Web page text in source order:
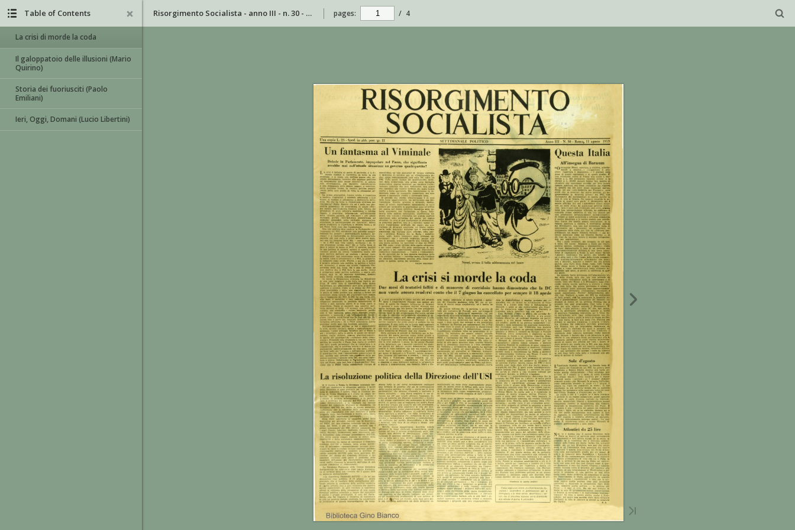
Risorgimento Socialista - anno III - n. 30 - 11 agosto 1953 pages: / 4
Table of Contents
La crisi di morde la coda
Il galoppatoio delle illusioni (Mario
Quirino)
Storia dei fuoriusciti (Paolo
Emiliani)
Ieri, Oggi, Domani (Lucio Libertini)